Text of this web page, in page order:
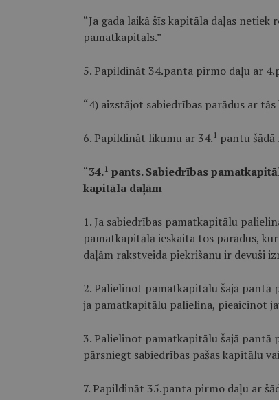
“Ja gada laikā šīs kapitāla daļas
pamatkapitāls.”
5. Papildināt 34.panta pirmo daļu ar
“4) aizstājot sabiedrības parādus ar
6. Papildināt likumu ar 34. 1 pantu šādā
“34.1 pants. Sabiedrības
kapitāla daļām
1. Ja sabiedrības pamatkapitālu
pamatkapitālā ieskaita tos parādus,
daļām rakstveida piekrišanu ir devuši
2. Palielinot pamatkapitālu šajā pantā
ja pamatkapitālu palielina, pieaicinot
3. Palielinot pamatkapitālu šajā pantā
pārsniegt sabiedrības pašas kapitālu
7. Papildināt 35.panta pirmo daļu ar